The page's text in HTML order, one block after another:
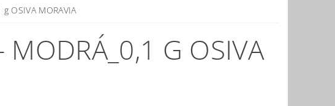
OSIVA MORAVIA
MODRÁ_0,1 G OSIVA